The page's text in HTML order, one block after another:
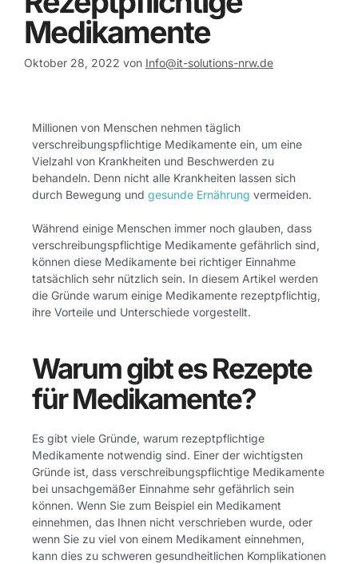
Medikamente
Oktober 28, 2022 von Info@it-solutions-nrw.de
Millionen von Menschen nehmen täglich
verschreibungspflichtige Medikamente ein, um eine
Vielzahl von Krankheiten und Beschwerden zu
behandeln. Denn nicht alle Krankheiten lassen sich
durch Bewegung und gesunde Ernährung vermeiden.
Während einige Menschen immer noch glauben, dass
verschreibungspflichtige Medikamente gefährlich sind,
können diese Medikamente bei richtiger Einnahme
tatsächlich sehr nützlich sein. In diesem Artikel werden
die Gründe warum einige Medikamente rezeptpflichtig,
ihre Vorteile und Unterschiede vorgestellt.
Warum gibt es Rezepte
für Medikamente?
Es gibt viele Gründe, warum rezeptpflichtige
Medikamente notwendig sind. Einer der wichtigsten
Gründe ist, dass verschreibungspflichtige Medikamente
bei unsachgemäßer Einnahme sehr gefährlich sein
können. Wenn Sie zum Beispiel ein Medikament
einnehmen, das Ihnen nicht verschrieben wurde, oder
wenn Sie zu viel von einem Medikament einnehmen,
kann dies zu schweren gesundheitlichen Komplikationen